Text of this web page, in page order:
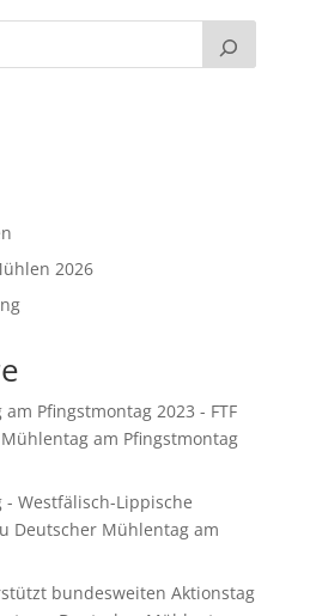
2026
Pfingstmontag 2023 - FTF
am Pfingstmontag
Westfälisch-Lippische
Deutscher Mühlentag am
bundesweiten Aktionstag